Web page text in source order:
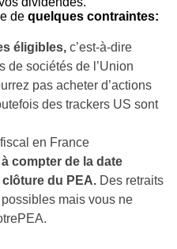
de quelques contraintes:
éligibles, c’est-à-dire
de sociétés de l’Union
pas acheter d’actions
des trackers US sont
en France
compter de la date
du PEA. Des retraits
mais vous ne